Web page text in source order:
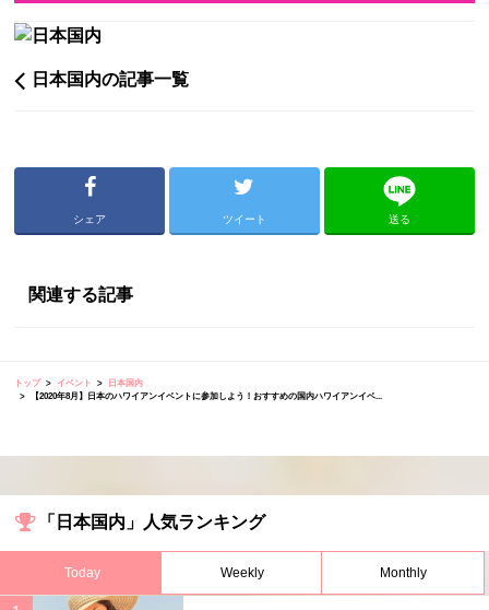
日本国内の記事一覧
シェア ツイート 送る
関連する記事
トップ イベント
日本国内
【2020年8月】日本のハワイアンイベントに参加しよう！おすすめの国内ハワイアンイベ...
「日本国内」人気ランキング
Today Weekly Monthly